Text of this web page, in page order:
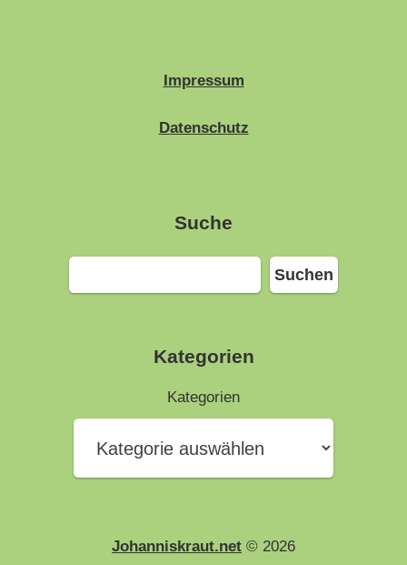
Impressum
Datenschutz
Suche
Suchen
Suchen
Kategorien
Kategorien
Johanniskraut.net © 2026